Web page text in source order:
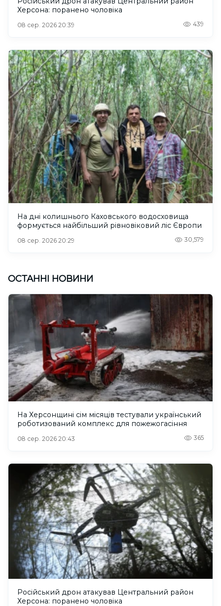
Херсона: поранено чоловіка
08 сер. 2026 20:39 439
На дні колишнього Каховського водосховища
формується найбільший рівновіковий ліс Європи
08 сер. 2026 20:29 30,579
ОСТАННІ НОВИНИ
На Херсонщині сім місяців тестували український
роботизований комплекс для пожежогасіння
08 сер. 2026 20:43 365
Російський дрон атакував Центральний район
Херсона: поранено чоловіка